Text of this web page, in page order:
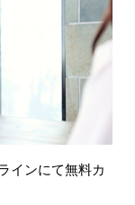
インにて無料カ